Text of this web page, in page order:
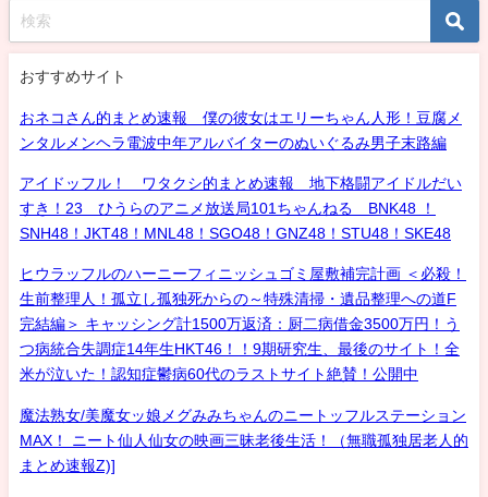
おすすめサイト
おネコさん的まとめ速報 僕の彼女はエリーちゃん人形！豆腐メ
ンタルメンヘラ電波中年アルバイターのぬいぐるみ男子末路編
アイドッフル！ ワタクシ的まとめ速報 地下格闘アイドルだい
すき！23 ひうらのアニメ放送局101ちゃんねる BNK48 ！
SNH48！JKT48！MNL48！SGO48！GNZ48！STU48！SKE48
ヒウラッフルのハーニーフィニッシュゴミ屋敷補完計画 ＜必殺！
生前整理人！孤立し孤独死からの～特殊清掃・遺品整理への道F
完結編＞ キャッシング計1500万返済：厨二病借金3500万円！う
つ病統合失調症14年生HKT46！！9期研究生、最後のサイト！全
米が泣いた！認知症鬱病60代のラストサイト絶賛！公開中
魔法熟女/美魔女ッ娘メグみみちゃんのニートッフルステーション
MAX！ ニート仙人仙女の映画三昧老後生活！（無職孤独居老人的
まとめ速報Z)]